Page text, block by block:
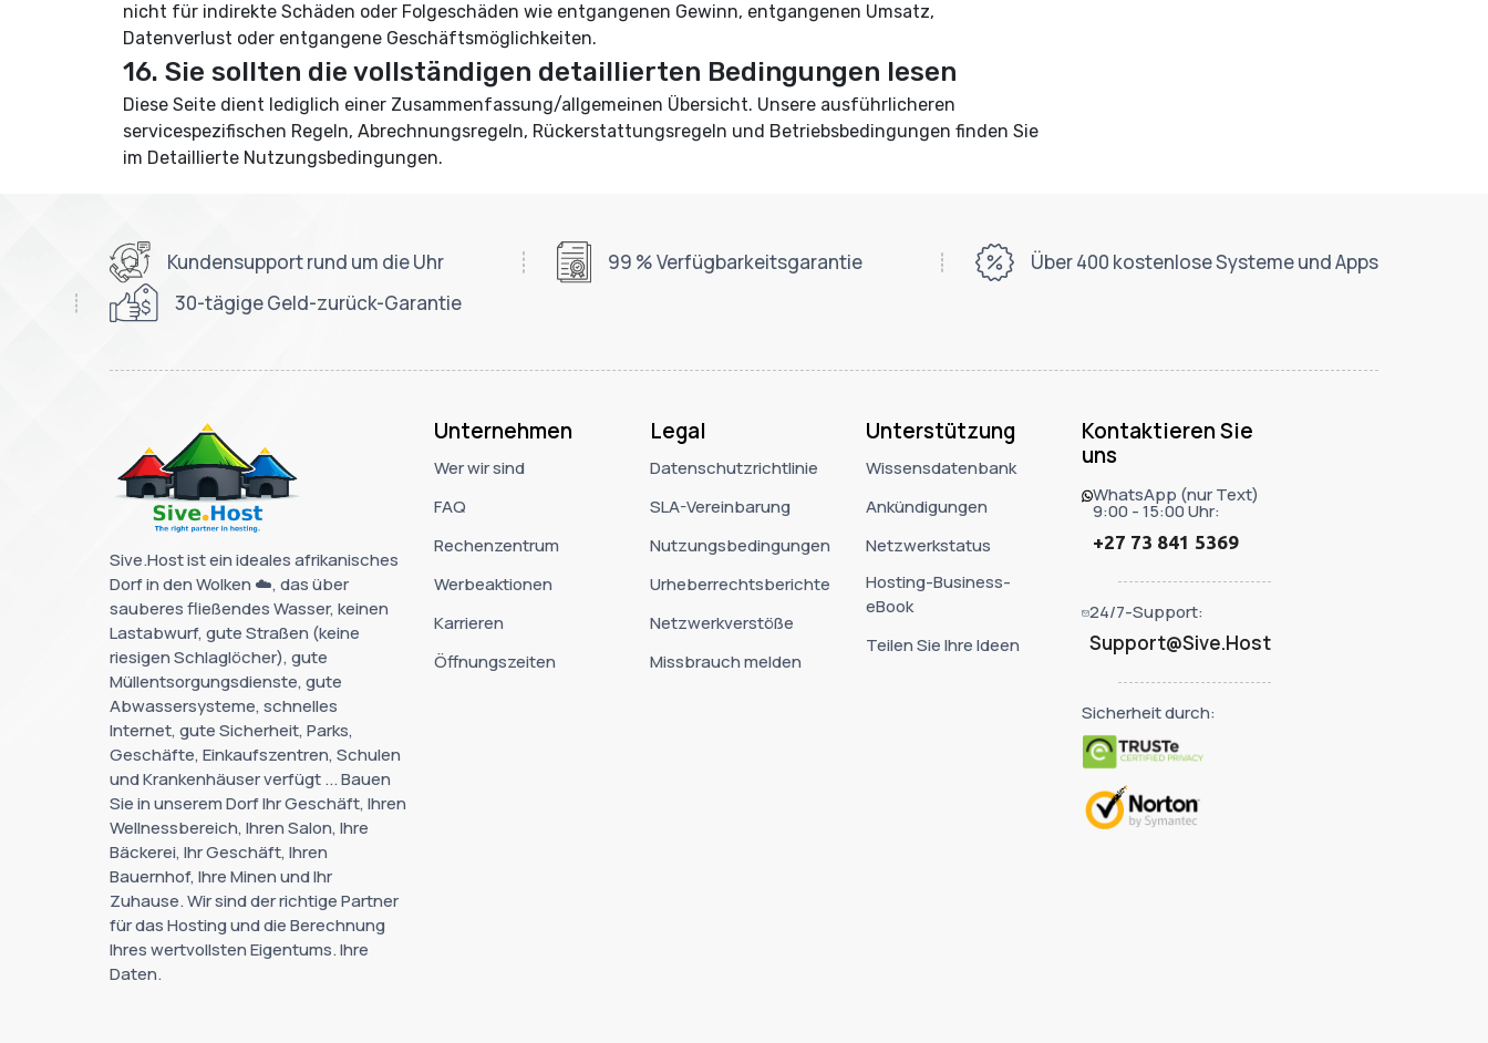
nicht für indirekte Schäden oder Folgeschäden wie entgangenen Gewinn, entgangenen Umsatz,
Datenverlust oder entgangene Geschäftsmöglichkeiten.
16. Sie sollten die vollständigen detaillierten Bedingungen lesen
Diese Seite dient lediglich einer Zusammenfassung/allgemeinen Übersicht. Unsere ausführlicheren
servicespezifischen Regeln, Abrechnungsregeln, Rückerstattungsregeln und Betriebsbedingungen finden Sie
im Detaillierte Nutzungsbedingungen.
Kundensupport rund um die Uhr 99 % Verfügbarkeitsgarantie
Über 400 kostenlose Systeme und Apps
30-tägige Geld-zurück-Garantie
Sive.Host ist ein ideales afrikanisches
Dorf in den Wolken ☁️, das über
sauberes fließendes Wasser, keinen
Lastabwurf, gute Straßen (keine
riesigen Schlaglöcher), gute
Müllentsorgungsdienste, gute
Abwassersysteme, schnelles
Internet, gute Sicherheit, Parks,
Geschäfte, Einkaufszentren, Schulen
und Krankenhäuser verfügt ... Bauen
Sie in unserem Dorf Ihr Geschäft, Ihren
Wellnessbereich, Ihren Salon, Ihre
Bäckerei, Ihr Geschäft, Ihren
Bauernhof, Ihre Minen und Ihr
Zuhause. Wir sind der richtige Partner
für das Hosting und die Berechnung
Ihres wertvollsten Eigentums. Ihre
Daten.
Unternehmen
Wer wir sind
FAQ
Rechenzentrum
Werbeaktionen
Karrieren
Öffnungszeiten
Legal
Datenschutzrichtlinie
SLA-Vereinbarung
Nutzungsbedingungen
Urheberrechtsberichte
Netzwerkverstöße
Missbrauch melden
Unterstützung
Wissensdatenbank
Ankündigungen
Netzwerkstatus
Hosting-Business-
eBook
Teilen Sie Ihre Ideen
Kontaktieren Sie
uns
WhatsApp (nur Text)
9:00 - 15:00 Uhr:
+27 73 841 5369
24/7-Support:
Support@Sive.Host
Sicherheit durch: